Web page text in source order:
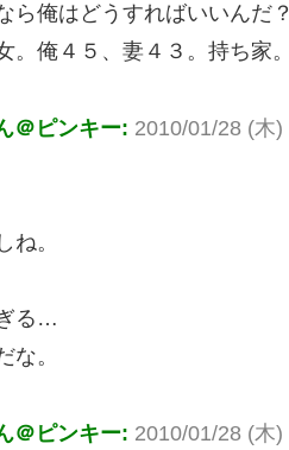
ら俺はどうすればいいんだ
。俺４５、妻４３。持ち家
＠ピンキー: 2010/01/28 (木
ね。
る…
な。
＠ピンキー: 2010/01/28 (木